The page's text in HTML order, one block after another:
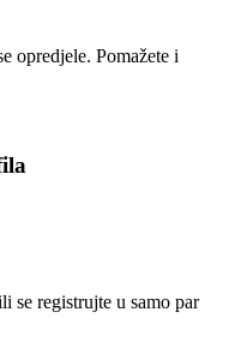
opredjele. Pomažete i
se registrujte u samo par